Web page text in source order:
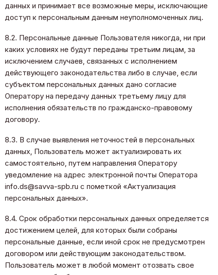
данных и принимает все возможные меры, исключающие
доступ к персональным данным неуполномоченных лиц.
8.2. Персональные данные Пользователя никогда, ни при
каких условиях не будут переданы третьим лицам, за
исключением случаев, связанных с исполнением
действующего законодательства либо в случае, если
субъектом персональных данных дано согласие
Оператору на передачу данных третьему лицу для
исполнения обязательств по гражданско-правовому
договору.
8.3. В случае выявления неточностей в персональных
данных, Пользователь может актуализировать их
самостоятельно, путем направления Оператору
уведомление на адрес электронной почты Оператора
info.ds@savva-spb.ru с пометкой «Актуализация
персональных данных».
8.4. Срок обработки персональных данных определяется
достижением целей, для которых были собраны
персональные данные, если иной срок не предусмотрен
договором или действующим законодательством.
Пользователь может в любой момент отозвать свое